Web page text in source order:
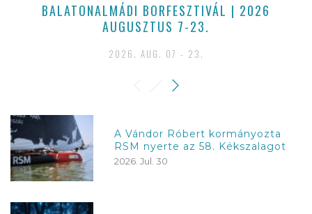
BALATONALMÁDI BORFESZTIVÁL | 2026
AUGUSZTUS 7-23.
2026. AUG. 07 - 23.
A Vándor Róbert kormányozta
RSM nyerte az 58. Kékszalagot
2026. Jul. 30